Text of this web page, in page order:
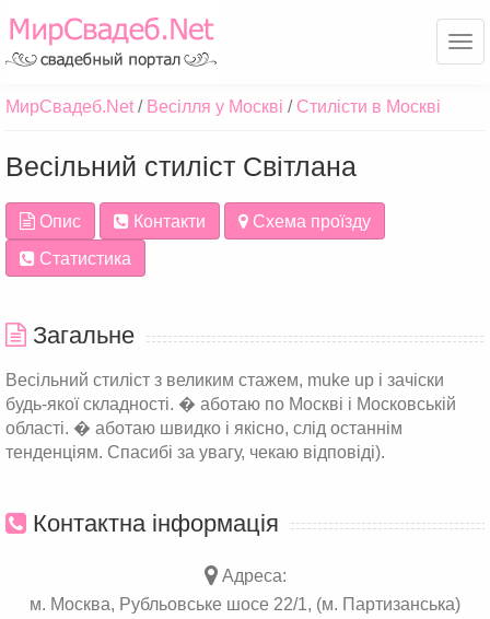
МирСвадеб.Net Весілля у Москві Стилісти в Москві
Весільний стиліст Світлана
Опис Контакти
Схема проїзду
Статистика
Загальне
Весільний стиліст з великим стажем, muke up і зачіски
будь-якої складності. � аботаю по Москві і Московській
області. � аботаю швидко і якісно, слід останнім
тенденціям. Спасибі за увагу, чекаю відповіді).
Контактна інформація
Адреса:
м. Москва, Рубльовське шосе 22/1, (м. Партизанська)